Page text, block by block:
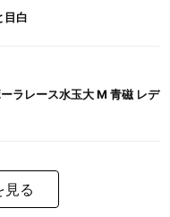
目白
ラレース水玉大 M 青磁 レデ
見る